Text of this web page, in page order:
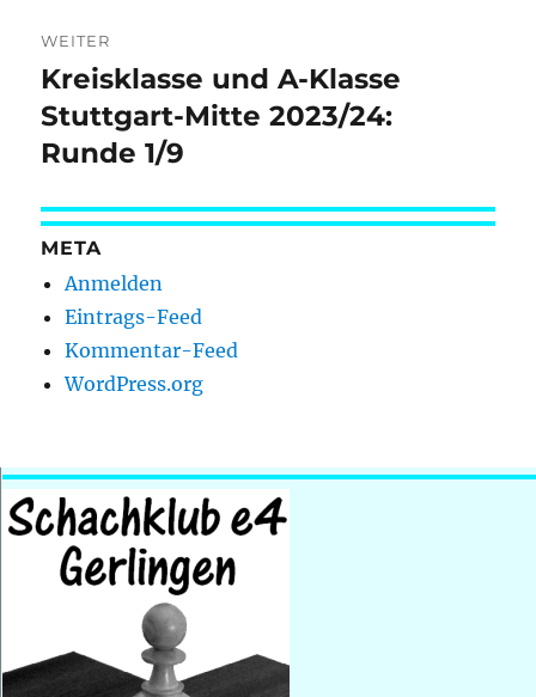
WEITER
Nächster
Beitrag:
Kreisklasse und A-Klasse
Stuttgart-Mitte 2023/24:
Runde 1/9
META
Anmelden
Eintrags-Feed
Kommentar-Feed
WordPress.org